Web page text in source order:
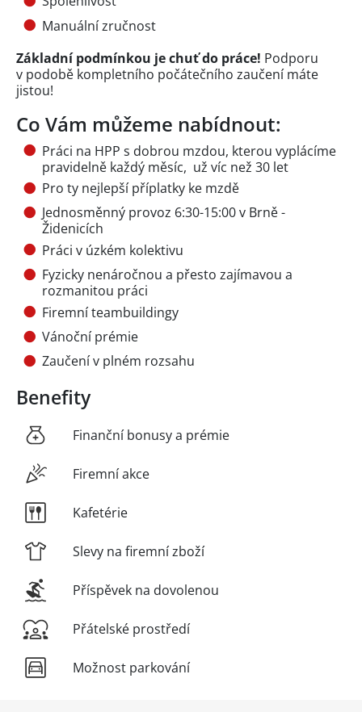
Manuální zručnost
Základní podmínkou je chuť do práce! Podporu
v podobě kompletního počátečního zaučení máte
jistou!
Co Vám můžeme nabídnout:
Práci na HPP s dobrou mzdou, kterou vyplácíme
pravidelně každý měsíc, už víc než 30 let
Pro ty nejlepší příplatky ke mzdě
Jednosměnný provoz 6:30-15:00 v Brně -
Židenicích
Práci v úzkém kolektivu
Fyzicky nenáročnou a přesto zajímavou a
rozmanitou práci
Firemní teambuildingy
Vánoční prémie
Zaučení v plném rozsahu
Benefity
Finanční bonusy a prémie
Firemní akce
Kafetérie
Slevy na firemní zboží
Příspěvek na dovolenou
Přátelské prostředí
Možnost parkování